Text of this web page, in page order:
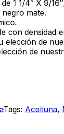
1 1/4″ X 9/
mate.
con densidad
elección de
de
Tags: Aceituna,